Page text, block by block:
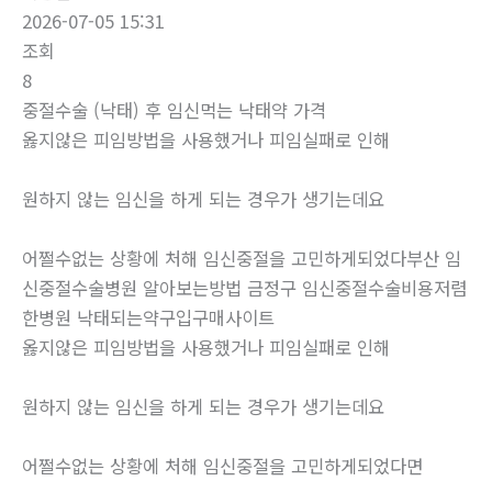
2026-07-05 15:31
조회
8
중절수술 (낙태) 후 임신먹는 낙­태약 가격
옳지않은 피임방법을 사용했거나 피임실패로 인해
원하지 않는 임신을 하게 되는 경우가 생기는데요
어쩔수없는 상황에 처해 임신중절을 고민하게되었다부산 임
신중절수술병원 알아보는방법 금정구 임신중절수술비용저렴
한병원 낙태되는약구입구매사이트
옳지않은 피임방법을 사용했거나 피임실패로 인해
원하지 않는 임신을 하게 되는 경우가 생기는데요
어쩔수없는 상황에 처해 임신중절을 고민하게되었다면